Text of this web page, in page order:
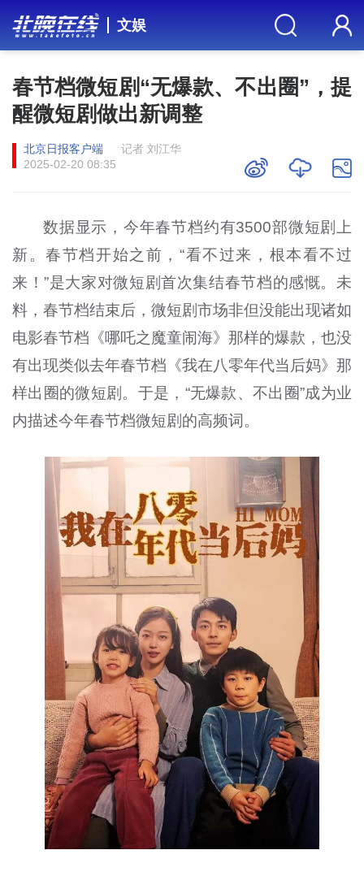
文娱
春节档微短剧“无爆款、不出圈”，提
醒微短剧做出新调整
北京日报客户端
记者 刘江华
2025-02-20 08:35
数据显示，今年春节档约有3500部微短剧上
新。春节档开始之前，“看不过来，根本看不过
来！”是大家对微短剧首次集结春节档的感慨。未
料，春节档结束后，微短剧市场非但没能出现诸如
电影春节档《哪吒之魔童闹海》那样的爆款，也没
有出现类似去年春节档《我在八零年代当后妈》那
样出圈的微短剧。于是，“无爆款、不出圈”成为业
内描述今年春节档微短剧的高频词。